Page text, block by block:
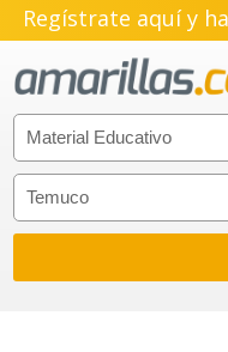
Regístrate aquí y